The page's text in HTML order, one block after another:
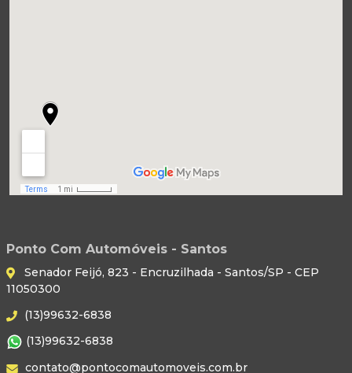
Ponto Com Automóveis - Santos
Senador Feijó, 823 - Encruzilhada - Santos/SP - CEP
11050300
(13)99632-6838
(13)99632-6838
contato@pontocomautomoveis.com.br